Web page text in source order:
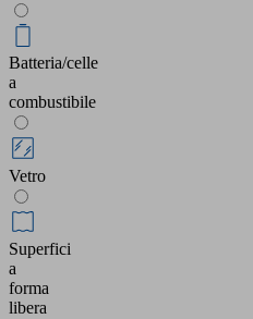
Batteria/celle
a
combustibile
Vetro
Superfici
a
forma
libera